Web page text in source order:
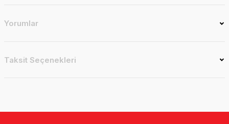
Yorumlar
Taksit Seçenekleri